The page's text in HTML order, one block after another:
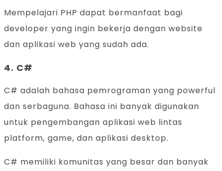
Mempelajari PHP dapat bermanfaat bagi
developer yang ingin bekerja dengan website
dan aplikasi web yang sudah ada.
4. C#
C# adalah bahasa pemrograman yang powerful
dan serbaguna. Bahasa ini banyak digunakan
untuk pengembangan aplikasi web lintas
platform, game, dan aplikasi desktop.
C# memiliki komunitas yang besar dan banyak